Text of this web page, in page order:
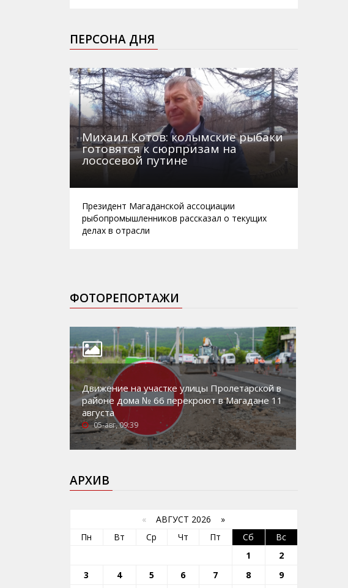
ПЕРСОНА ДНЯ
Михаил Котов: колымские рыбаки
готовятся к сюрпризам на
лососевой путине
Президент Магаданской ассоциации
рыбопромышленников рассказал о текущих
делах в отрасли
ФОТОРЕПОРТАЖИ
Движение на участке улицы Пролетарской в
районе дома № 66 перекроют в Магадане 11
августа
05-авг, 09:39
АРХИВ
« АВГУСТ 2026 »
Пн
Вт Ср Чт Пт Сб
Вс
1
2
3
4 5 6 7 8
9